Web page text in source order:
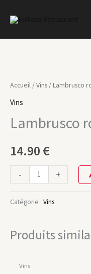
Accueil /Vins / Lambrusco
Vins
Lambrusco
14.90 €
-
de
Lambrusco
75cl
+
Catégorie : Vins
Produits
Vins